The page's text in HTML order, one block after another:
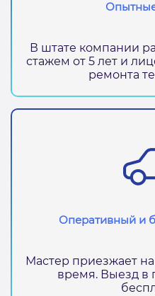
В штате компании
стажем от 5 лет и
ремонта
Оперативный и
Мастер приезжает
время. Выезд в